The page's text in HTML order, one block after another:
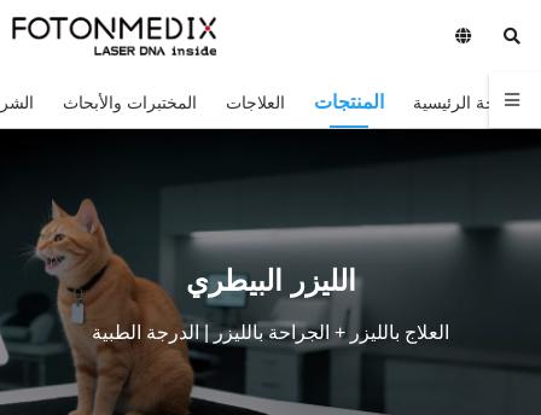
الصفحة الرئيسية المنتجات العلاجات المختبرات والأبحاث
الليزر البيطري
العلاج بالليزر + الجراحة بالليزر | الدرجة الطبية